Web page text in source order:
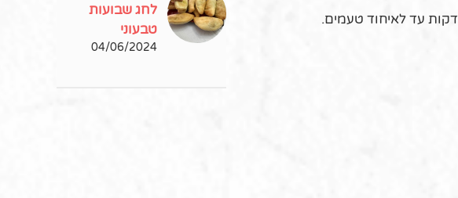
לתבל במלח ופלפל ולהוסיף לסיר את כל העלים הירוקים. לכסות את הסיר ולבשל יחד עוד 10 דקות עד לאיחוד טעמים.
לחג שבועות
טבעוני
04/06/2024